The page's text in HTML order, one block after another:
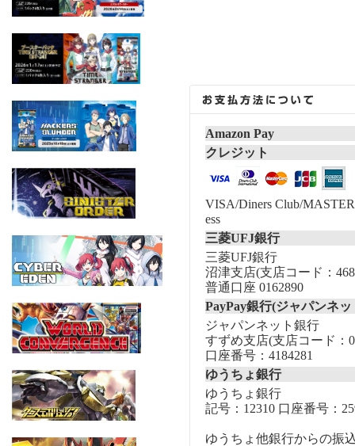
Amazon Pay
クレジット
VISA/Diners Club/
ess
三菱UFJ銀行
三菱UFJ銀行
沼津支店(支店コード：
普通口座 0162890
PayPay銀行(ジャパンネ
ジャパンネット銀行
すずめ支店(支店コード：
口座番号：4184281
ゆうちょ銀行
ゆうちょ銀行
記号：12310 口座番号：
ゆうちょ他銀行からの振